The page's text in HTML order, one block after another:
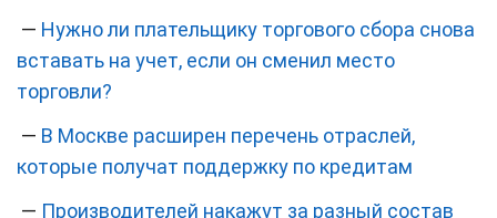
— Нужно ли плательщику торгового сбора снова
вставать на учет, если он сменил место
торговли?
— В Москве расширен перечень отраслей,
которые получат поддержку по кредитам
— Производителей накажут за разный состав